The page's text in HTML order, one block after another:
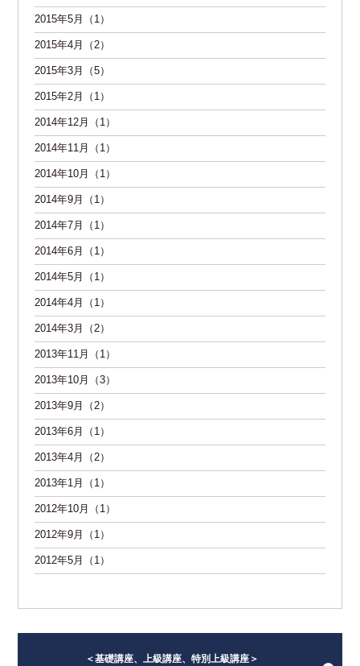
2015年5月（1）
2015年4月（2）
2015年3月（5）
2015年2月（1）
2014年12月（1）
2014年11月（1）
2014年10月（1）
2014年9月（1）
2014年7月（1）
2014年6月（1）
2014年5月（1）
2014年4月（1）
2014年3月（2）
2013年11月（1）
2013年10月（3）
2013年9月（2）
2013年6月（1）
2013年4月（2）
2013年1月（1）
2012年10月（1）
2012年9月（1）
2012年5月（1）
＜基礎講座、上級講座、特別上級講座＞